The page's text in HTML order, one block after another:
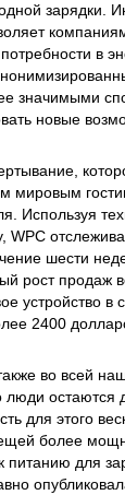
зарядки.
в
значимыми
новые
мировым
Используя
WPC
шести
рост продаж
устройство в
2400
во всей
люди остаются
для этого
более
питанию для